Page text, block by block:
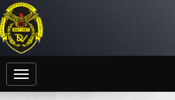
Toggle
navigation